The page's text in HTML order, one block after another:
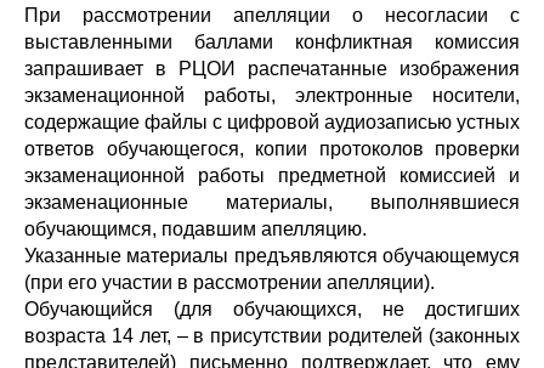
При рассмотрении апелляции о несогласии с
выставленными баллами конфликтная комиссия
запрашивает в РЦОИ распечатанные изображения
экзаменационной работы, электронные носители,
содержащие файлы с цифровой аудиозаписью устных
ответов обучающегося, копии протоколов проверки
экзаменационной работы предметной комиссией и
экзаменационные материалы, выполнявшиеся
обучающимся, подавшим апелляцию.
Указанные материалы предъявляются обучающемуся
(при его участии в рассмотрении апелляции).
Обучающийся (для обучающихся, не достигших
возраста 14 лет, – в присутствии родителей (законных
представителей) письменно подтверждает, что ему